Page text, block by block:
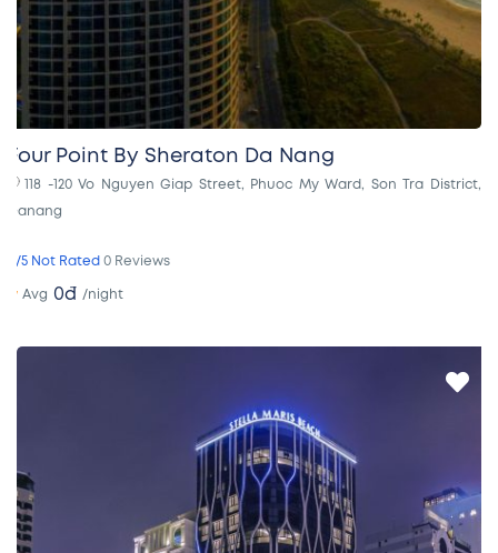
Four Point By Sheraton Da Nang
118 -120 Vo Nguyen Giap Street, Phuoc My Ward, Son Tra District,
Danang
0/5 Not Rated 0 Reviews
Avg 0đ /night